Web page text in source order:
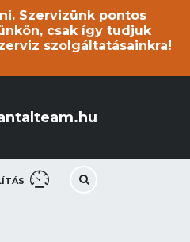
Szervizünk pontos
csak így tudjuk
szolgáltatásainkra!